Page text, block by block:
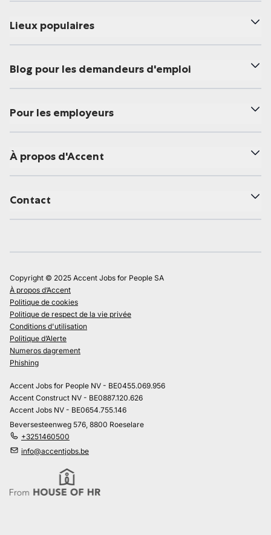
Lieux populaires
Blog pour les demandeurs d'emploi
Pour les employeurs
À propos d'Accent
Contact
Copyright © 2025 Accent Jobs for People SA
À propos d’Accent
Politique de cookies
Politique de respect de la vie privée
Conditions d'utilisation
Politique d’Alerte
Numeros dagrement
Phishing
Accent Jobs for People NV - BE0455.069.956
Accent Construct NV - BE0887.120.626
Accent Jobs NV - BE0654.755.146
Beversesteenweg 576, 8800 Roeselare
+3251460500
info@accentjobs.be